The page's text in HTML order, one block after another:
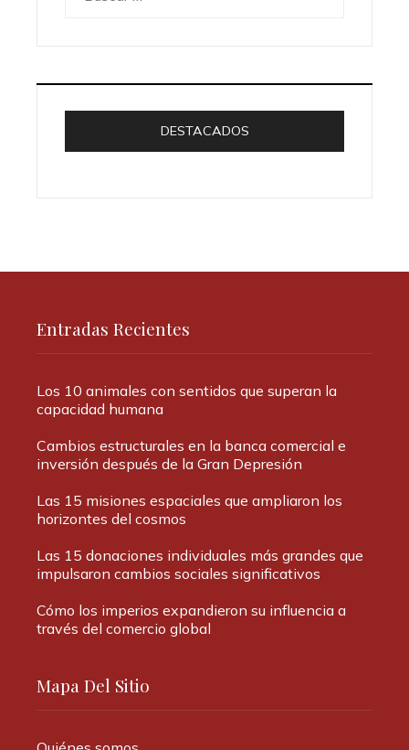
DESTACADOS
Entradas Recientes
Los 10 animales con sentidos que superan la
capacidad humana
Cambios estructurales en la banca comercial e
inversión después de la Gran Depresión
Las 15 misiones espaciales que ampliaron los
horizontes del cosmos
Las 15 donaciones individuales más grandes que
impulsaron cambios sociales significativos
Cómo los imperios expandieron su influencia a
través del comercio global
Mapa Del Sitio